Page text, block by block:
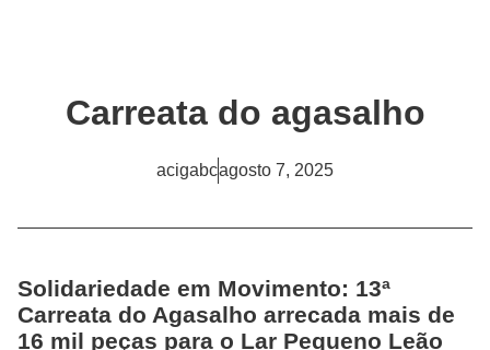
Carreata do agasalho
acigabcagosto 7, 2025
Solidariedade em Movimento: 13ª
Carreata do Agasalho arrecada mais de
16 mil peças para o Lar Pequeno Leão